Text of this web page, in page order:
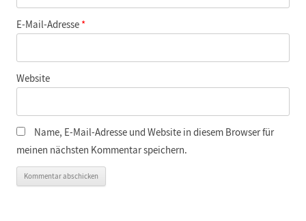
E-Mail-Adresse *
Website
Name, E-Mail-Adresse und Website in diesem Browser für
meinen nächsten Kommentar speichern.